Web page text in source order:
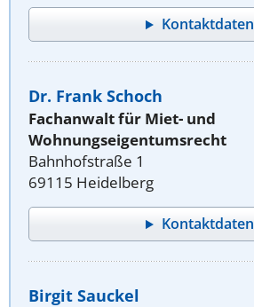
Kontaktdaten
Dr. Frank Schoch
Fachanwalt für Miet- und
Wohnungseigentumsrecht
Bahnhofstraße 1
69115 Heidelberg
Kontaktdaten
Birgit Sauckel